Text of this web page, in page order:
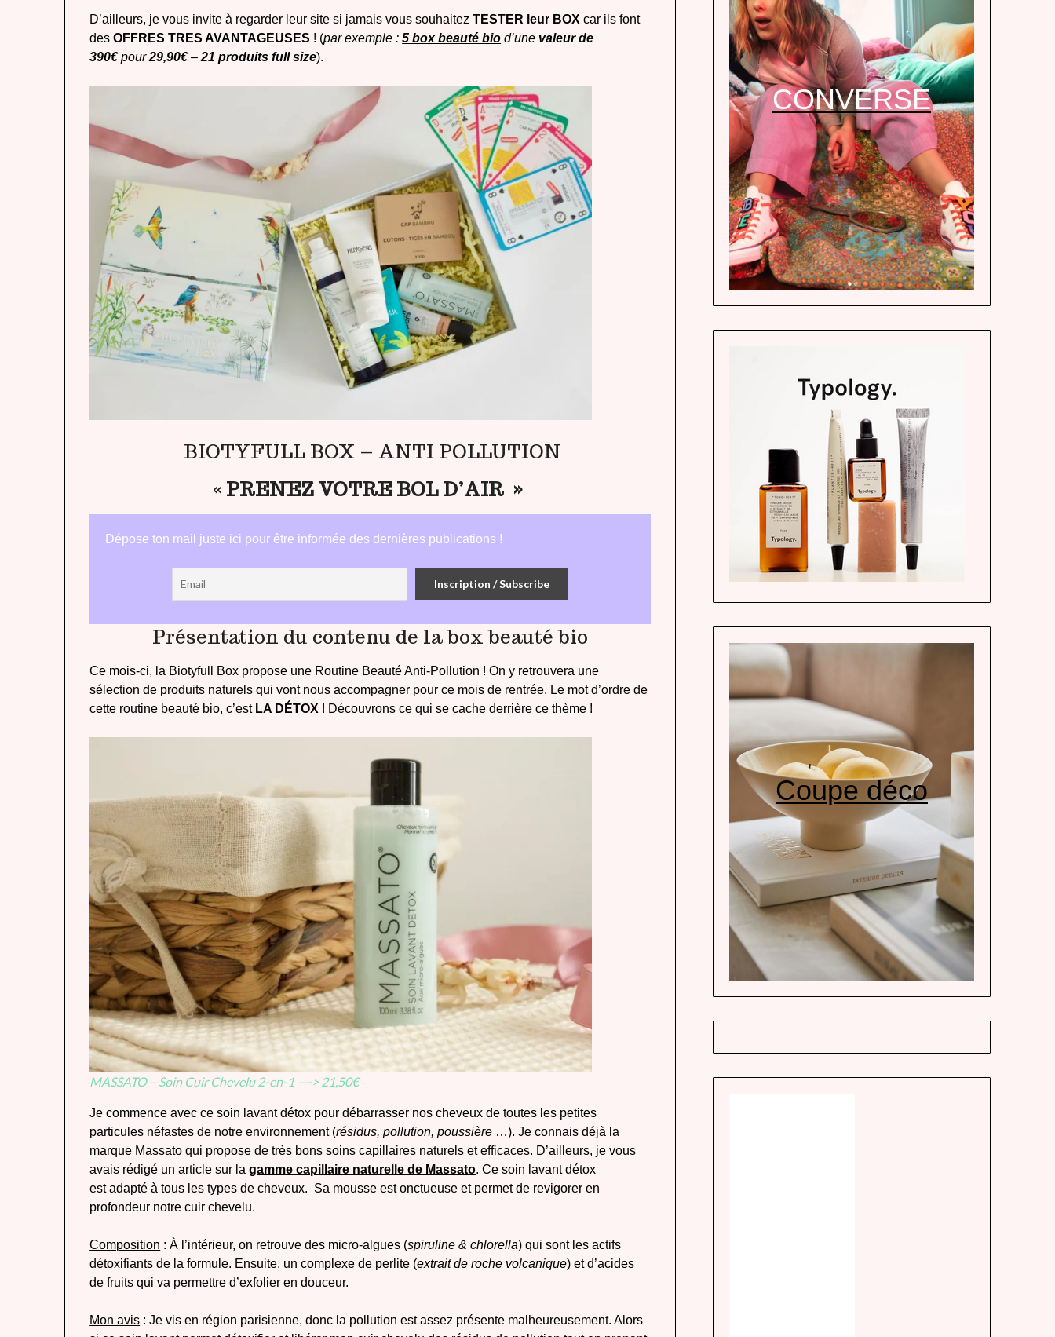
D’ailleurs, je vous invite à regarder leur site si jamais vous souhaitezTESTER leur BOX car ils font
desOFFRES TRES AVANTAGEUSES ! (par exemple :5 box beauté bio d’une valeur de
390€pour29,90€– 21 produits full size).
BIOTYFULL BOX – ANTI POLLUTION
« PRENEZ VOTRE BOL D’AIR »
Dépose ton mail juste ici pour être informée des dernières publications !
Présentation du contenu de la box beauté bio
Ce mois-ci, la Biotyfull Box propose une Routine Beauté Anti-Pollution ! On y retrouvera une
sélection de produits naturels qui vont nous accompagner pour ce mois de rentrée. Le mot d’ordre de
cette routine beauté bio, c’estLA DÉTOX ! Découvrons ce qui se cache derrière ce thème !
MASSATO – Soin Cuir Chevelu 2-en-1 —-> 21,50€
Je commence avec ce soin lavant détox pour débarrasser nos cheveux de toutes les petites
particules néfastes de notre environnement (résidus, pollution, poussière …). Je connais déjà la
marque Massato qui propose de très bons soins capillaires naturels et efficaces. D’ailleurs, je vous
avais rédigé un article sur lagamme capillaire naturelle de Massato. Ce soin lavant détox
est adapté à tous les types de cheveux. Sa mousse est onctueuse et permet de revigorer en
profondeur notre cuir chevelu.
Composition : À l’intérieur, on retrouve des micro-algues (spiruline & chlorella) qui sont les actifs
détoxifiants de la formule. Ensuite, un complexe de perlite (extrait de roche volcanique) et d’acides
de fruits qui va permettre d’exfolier en douceur.
Mon avis : Je vis en région parisienne, donc la pollution est assez présente malheureusement. Alors
CONVERSE
Coupe déco